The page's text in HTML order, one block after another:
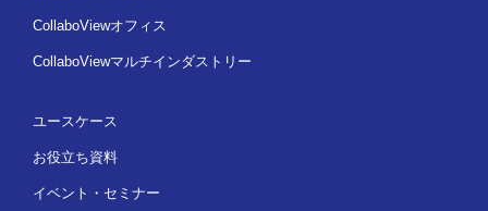
CollaboViewオフィス
CollaboViewマルチインダストリー
ユースケース
お役立ち資料
イベント・セミナー